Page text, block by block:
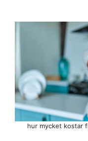
hur mycket kostar